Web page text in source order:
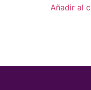
Añadir al